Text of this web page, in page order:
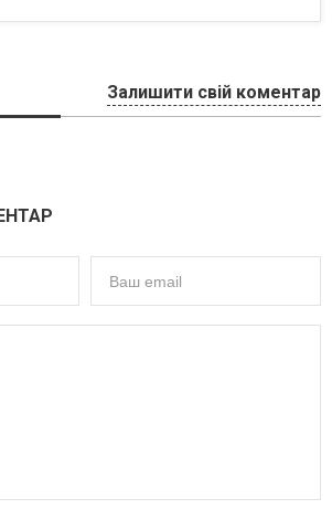
Залишити свій коментар